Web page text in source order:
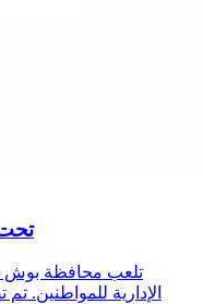
تحت
تلعب محافظة بوش
الإدارية للمواطنين.